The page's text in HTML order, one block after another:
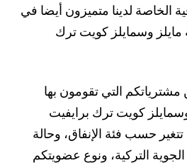
الخاصة لدينا متميزون أيضا في
وسمايلز كويت ترك
التي تقومون بها
كويت ترك برايفيت
تتغير حسب فئة الإنفاق، وحالة
التركية، ونوع عضويتكم